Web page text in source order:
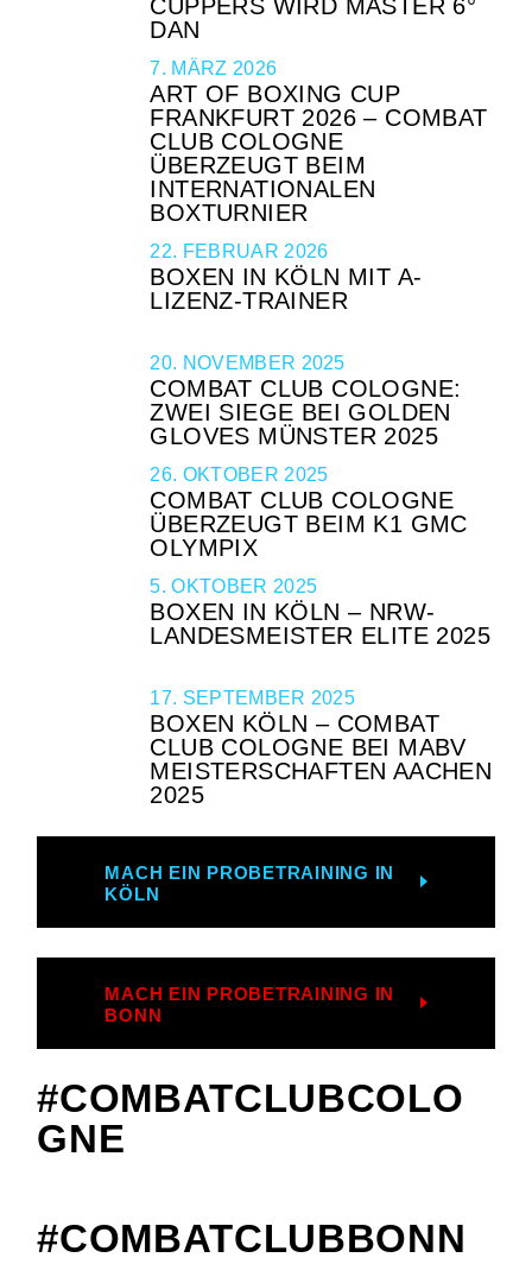
CÜPPERS WIRD MASTER 6°
DAN
7. MÄRZ 2026
ART OF BOXING CUP
FRANKFURT 2026 – COMBAT
CLUB COLOGNE
ÜBERZEUGT BEIM
INTERNATIONALEN
BOXTURNIER
22. FEBRUAR 2026
BOXEN IN KÖLN MIT A-
LIZENZ-TRAINER
20. NOVEMBER 2025
COMBAT CLUB COLOGNE:
ZWEI SIEGE BEI GOLDEN
GLOVES MÜNSTER 2025
26. OKTOBER 2025
COMBAT CLUB COLOGNE
ÜBERZEUGT BEIM K1 GMC
OLYMPIX
5. OKTOBER 2025
BOXEN IN KÖLN – NRW-
LANDESMEISTER ELITE 2025
17. SEPTEMBER 2025
BOXEN KÖLN – COMBAT
CLUB COLOGNE BEI MABV
MEISTERSCHAFTEN AACHEN
2025
MACH EIN PROBETRAINING IN
KÖLN
MACH EIN PROBETRAINING IN
BONN
#COMBATCLUBCOLO
GNE
#COMBATCLUBBONN